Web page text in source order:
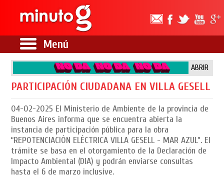
Menú
ABRIR
PARTICIPACIÓN CIUDADANA EN VILLA GESELL
04-02-2025 El Ministerio de Ambiente de la provincia de
Buenos Aires informa que se encuentra abierta la
instancia de participación pública para la obra
“REPOTENCIACIÓN ELÉCTRICA VILLA GESELL - MAR AZUL”. El
trámite se basa en el otorgamiento de la Declaración de
Impacto Ambiental (DIA) y podrán enviarse consultas
hasta el 6 de marzo inclusive.